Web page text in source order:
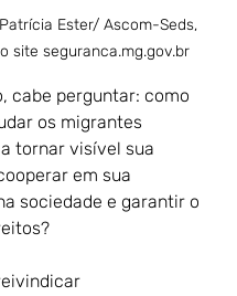
Ester/ Ascom-Seds,
site seguranca.mg.gov.br
cabe perguntar: como
os migrantes
a tornar visível sua
em sua
sociedade e garantir o